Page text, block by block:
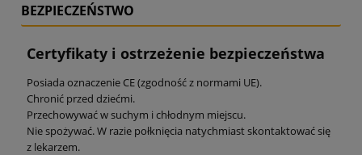
BEZPIECZEŃSTWO
Certyfikaty i ostrzeżenie bezpieczeństwa
Posiada oznaczenie CE (zgodność z normami UE).
Chronić przed dziećmi.
Przechowywać w suchym i chłodnym miejscu.
Nie spożywać. W razie połknięcia natychmiast skontaktować się
z lekarzem.